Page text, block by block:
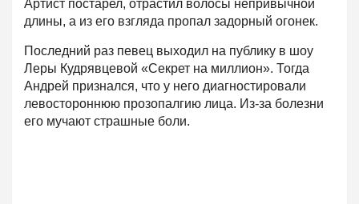
Артист постарел, отрастил волосы непривычной
длины, а из его взгляда пропал задорный огонек.
Последний раз певец выходил на публику в шоу
Леры Кудрявцевой «Секрет на миллион». Тогда
Андрей признался, что у него диагностировали
левостороннюю прозопалгию лица. Из-за болезни
его мучают страшные боли.